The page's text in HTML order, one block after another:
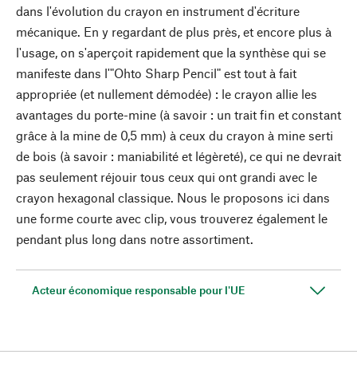
dans l'évolution du crayon en instrument d'écriture
mécanique. En y regardant de plus près, et encore plus à
l'usage, on s'aperçoit rapidement que la synthèse qui se
manifeste dans l'"Ohto Sharp Pencil" est tout à fait
appropriée (et nullement démodée) : le crayon allie les
avantages du porte-mine (à savoir : un trait fin et constant
grâce à la mine de 0,5 mm) à ceux du crayon à mine serti
de bois (à savoir : maniabilité et légèreté), ce qui ne devrait
pas seulement réjouir tous ceux qui ont grandi avec le
crayon hexagonal classique. Nous le proposons ici dans
une forme courte avec clip, vous trouverez également le
pendant plus long dans notre assortiment.
Acteur économique responsable pour l'UE